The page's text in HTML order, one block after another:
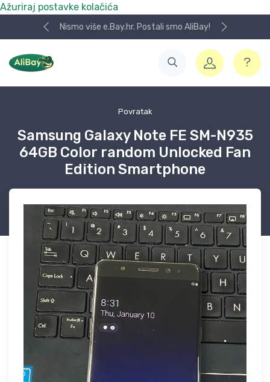
Ažuriraj postavke kolačića
Nismo više e.Bay.hr. Postali smo AliBay!
Povratak
Samsung Galaxy Note FE SM-N935
64GB Color random Unlocked Fan
Edition Smartphone